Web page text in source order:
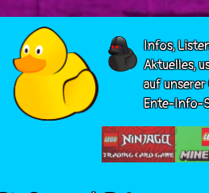
Infos,
Aktuelles,
auf
Ente-Info-